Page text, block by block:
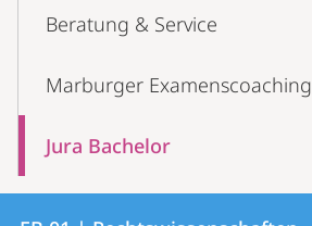
Beratung & Service
Marburger Examenscoaching
Jura Bachelor
Kontakt
Kontaktinformationen